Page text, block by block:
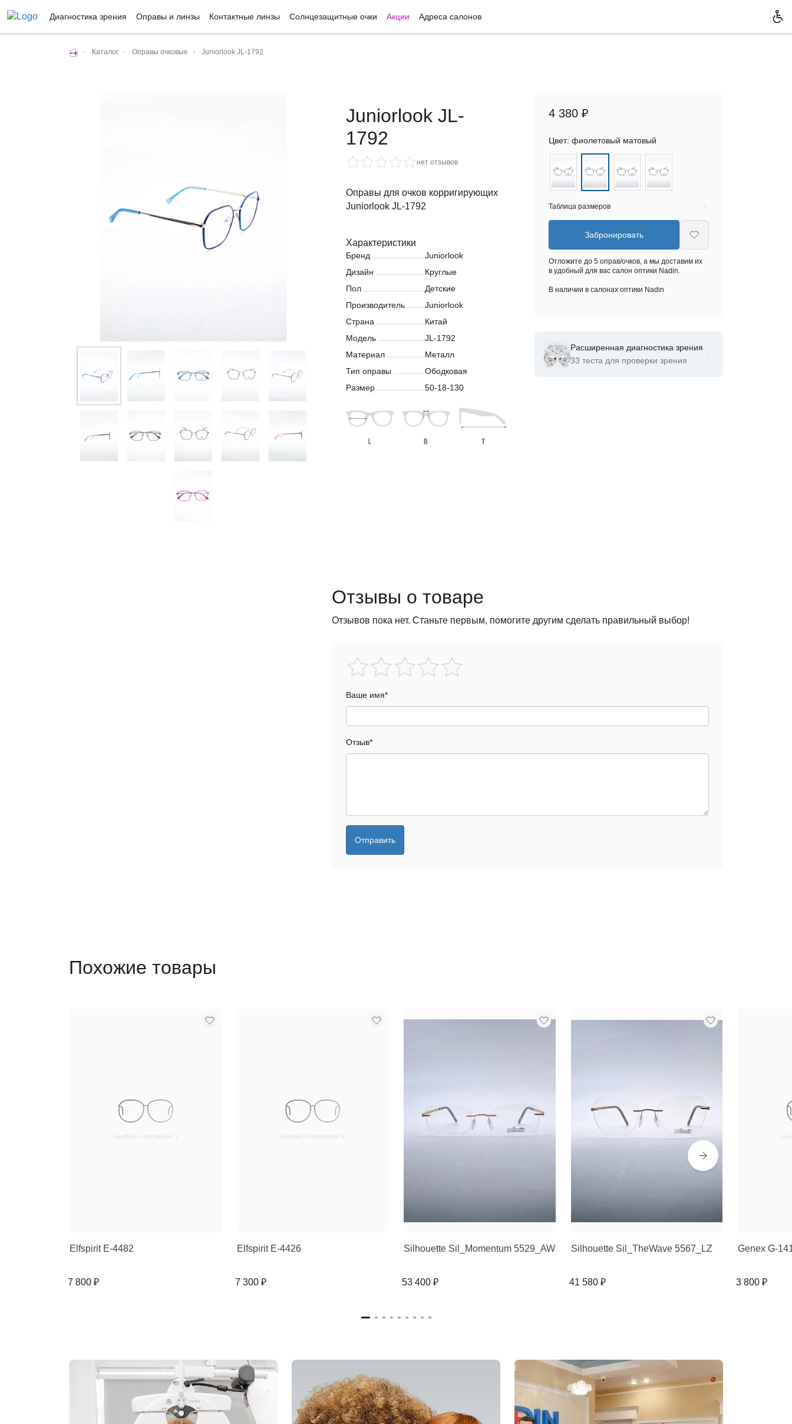
Диагностика зрения Оправы и линзы Контактные линзы Солнцезащитные очки Акции Адреса салонов
• Каталог • Оправы очковые • Juniorlook JL-1792
Juniorlook JL-
1792
нет отзывов
Оправы для очков корригирующих
Juniorlook JL-1792
Характеристики
Бренд
Juniorlook
Дизайн
Круглые
Пол
Детские
Производитель
Juniorlook
Страна
Китай
Модель
JL-1792
Материал
Металл
Тип оправы
Ободковая
Размер
50-18-130
4 380 ₽
Цвет: фиолетовый матовый
Таблица размеров
Забронировать
Отложите до 5 оправ/очков, а мы доставим их
в удобный для вас салон оптики Nadin.
В наличии в салонах оптики Nadin
Расширенная диагностика зрения
33 теста для проверки зрения
Отзывы о товаре
Отзывов пока нет. Станьте первым, помогите другим сделать правильный выбор!
Ваше имя*
Отзыв*
Отправить
Похожие товары
Elfspirit E-4482
7 800 ₽
Elfspirit E-4426
7 300 ₽
Silhouette Sil_Momentum 5529_AW
53 400 ₽
Silhouette Sil_TheWave 5567_LZ
41 580 ₽
Genex G-
3 800 ₽